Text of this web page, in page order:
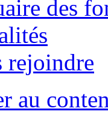
des
rejoindre
au